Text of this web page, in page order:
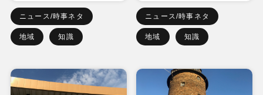
ニュース/時事ネタ
地域 知識
ニュース/時事ネタ
地域 知識